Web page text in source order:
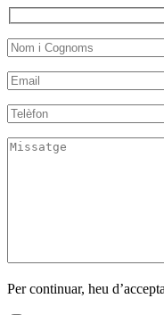
Per continuar, heu